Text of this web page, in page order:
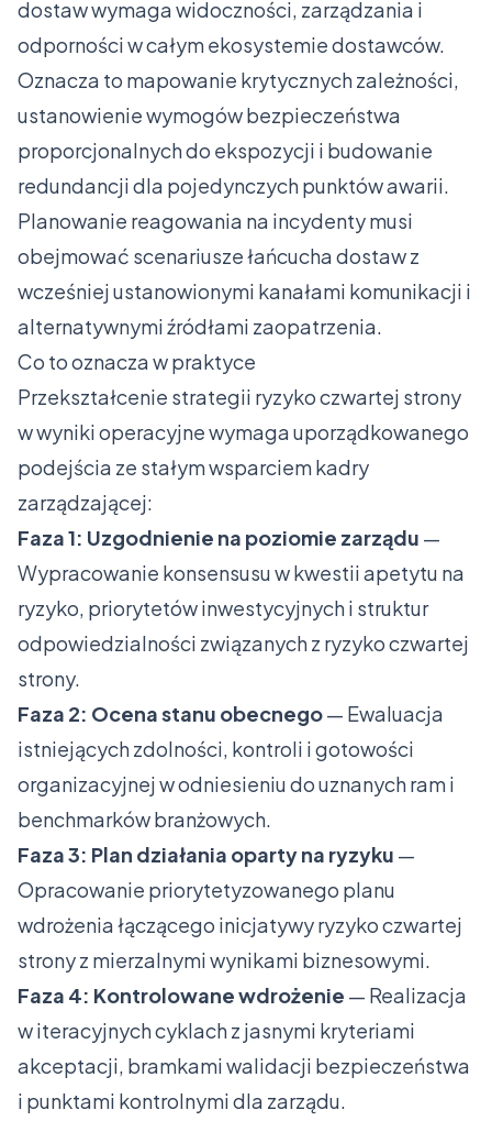
dostaw wymaga widoczności, zarządzania i
odporności w całym ekosystemie dostawców.
Oznacza to mapowanie krytycznych zależności,
ustanowienie wymogów bezpieczeństwa
proporcjonalnych do ekspozycji i budowanie
redundancji dla pojedynczych punktów awarii.
Planowanie reagowania na incydenty musi
obejmować scenariusze łańcucha dostaw z
wcześniej ustanowionymi kanałami komunikacji i
alternatywnymi źródłami zaopatrzenia.
Co to oznacza w praktyce
Przekształcenie strategii ryzyko czwartej strony
w wyniki operacyjne wymaga uporządkowanego
podejścia ze stałym wsparciem kadry
zarządzającej:
Faza 1: Uzgodnienie na poziomie zarządu —
Wypracowanie konsensusu w kwestii apetytu na
ryzyko, priorytetów inwestycyjnych i struktur
odpowiedzialności związanych z ryzyko czwartej
strony.
Faza 2: Ocena stanu obecnego— Ewaluacja
istniejących zdolności, kontroli i gotowości
organizacyjnej w odniesieniu do uznanych ram i
benchmarków branżowych.
Faza 3: Plan działania oparty na ryzyku —
Opracowanie priorytetyzowanego planu
wdrożenia łączącego inicjatywy ryzyko czwartej
strony z mierzalnymi wynikami biznesowymi.
Faza 4: Kontrolowane wdrożenie — Realizacja
w iteracyjnych cyklach z jasnymi kryteriami
akceptacji, bramkami walidacji bezpieczeństwa
i punktami kontrolnymi dla zarządu.